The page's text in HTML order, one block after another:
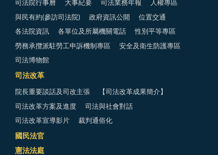
司法院行事曆 大事紀要 司法業務年報 人權專區
與民有約(參訪司法院) 政府資訊公開 位置交通
各法院資訊 各單位及所屬機關電話 性別平等專區
勞務承攬派駐勞工申訴機制專區 安全及衛生防護專區
司法博物館
司法改革
院長重要談話及司改主張 【司法改革成果簡介】
司法改革方案及進度 司法與社會對話
司法改革宣導影片 裁判通俗化
國民法官
憲法法庭